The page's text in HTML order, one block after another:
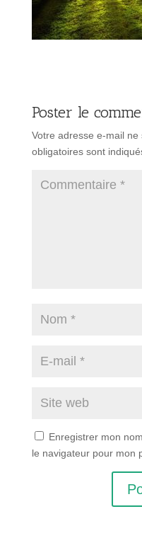
Poster le
Votre adresse e-mail ne
obligatoires sont
Enregistrer mon
le navigateur pour mon